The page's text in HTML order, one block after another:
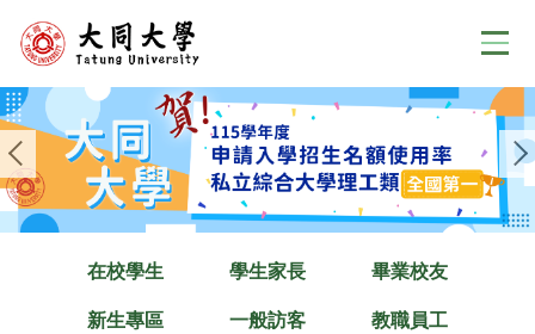
到
要
內
容
區
在校學生 學生家長 畢業校友
新生專區 一般訪客 教職員工